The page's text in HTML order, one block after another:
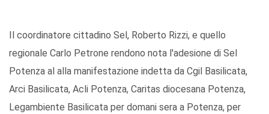
Il coordinatore cittadino Sel, Roberto Rizzi, e quello
regionale Carlo Petrone rendono nota l'adesione di Sel
Potenza al alla manifestazione indetta da Cgil Basilicata,
Arci Basilicata, Acli Potenza, Caritas diocesana Potenza,
Legambiente Basilicata per domani sera a Potenza, per